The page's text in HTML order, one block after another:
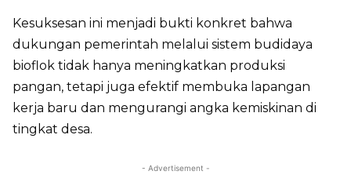
Kesuksesan ini menjadi bukti konkret bahwa
dukungan pemerintah melalui sistem budidaya
bioflok tidak hanya meningkatkan produksi
pangan, tetapi juga efektif membuka lapangan
kerja baru dan mengurangi angka kemiskinan di
tingkat desa.
- Advertisement -